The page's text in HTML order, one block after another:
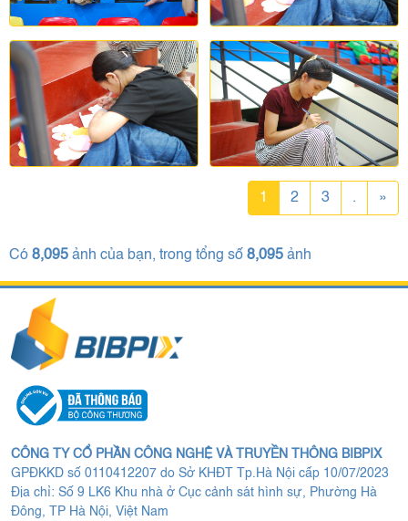
1 2 3 . »
Có 8,095 ảnh của bạn, trong tổng số 8,095 ảnh
CÔNG TY CỔ PHẦN CÔNG NGHỆ VÀ TRUYỀN THÔNG BIBPIX
GPĐKKD số 0110412207 do Sở KHĐT Tp.Hà Nội cấp 10/07/2023
Địa chỉ: Số 9 LK6 Khu nhà ở Cục cảnh sát hình sự, Phường Hà
Đông, TP Hà Nội, Việt Nam